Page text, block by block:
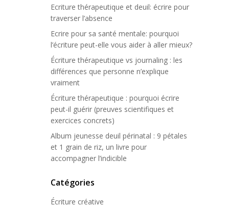
Ecriture thérapeutique et deuil: écrire pour
traverser l’absence
Ecrire pour sa santé mentale: pourquoi
l’écriture peut-elle vous aider à aller mieux?
Écriture thérapeutique vs journaling : les
différences que personne n’explique
vraiment
Écriture thérapeutique : pourquoi écrire
peut-il guérir (preuves scientifiques et
exercices concrets)
Album jeunesse deuil périnatal : 9 pétales
et 1 grain de riz, un livre pour
accompagner l’indicible
Catégories
Écriture créative